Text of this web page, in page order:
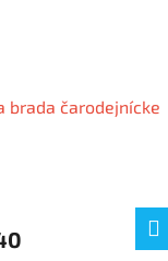
brada čarodejnícke